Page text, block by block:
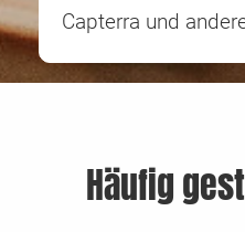
Capterra und
Häufig